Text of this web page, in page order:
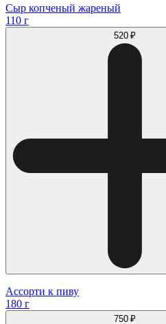
Сыр копченый жареный
110 г
520 ₽
Ассорти к пиву
180 г
750 ₽